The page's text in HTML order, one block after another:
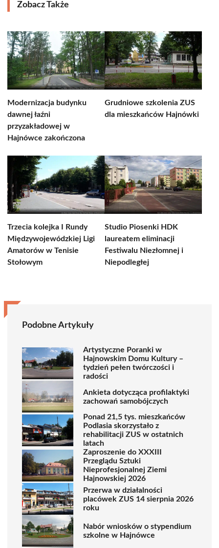
Zobacz Także
Modernizacja budynku
dawnej łaźni
przyzakładowej w
Hajnówce zakończona
Grudniowe szkolenia ZUS
dla mieszkańców Hajnówki
Trzecia kolejka I Rundy
Międzywojewódzkiej Ligi
Amatorów w Tenisie
Stołowym
Studio Piosenki HDK
laureatem eliminacji
Festiwalu Niezłomnej i
Niepodległej
Podobne Artykuły
Artystyczne Poranki w
Hajnowskim Domu Kultury –
tydzień pełen twórczości i
radości
Ankieta dotycząca profilaktyki
zachowań samobójczych
Ponad 21,5 tys. mieszkańców
Podlasia skorzystało z
rehabilitacji ZUS w ostatnich
latach
Zaproszenie do XXXIII
Przeglądu Sztuki
Nieprofesjonalnej Ziemi
Hajnowskiej 2026
Przerwa w działalności
placówek ZUS 14 sierpnia 2026
roku
Nabór wniosków o stypendium
szkolne w Hajnówce